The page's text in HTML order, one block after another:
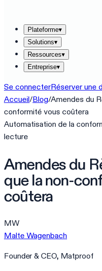
Plateforme▾
Solutions▾
Ressources▾
Entreprise▾
Se connecterRéserver une
Accueil/Blog/Amendes du
conformité vous coûtera
Automatisation de la
lecture
Amendes du
que la non-
coûtera
MW
Malte Wagenbach
Founder & CEO, Matproof